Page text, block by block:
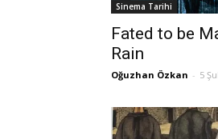
Sinema Tarihi
Fated to be
Rain
Oğuzhan Özkan - 5